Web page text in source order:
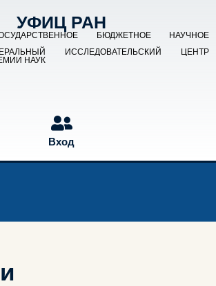
УФИЦ РАН
БЮДЖЕТНОЕ НАУЧНОЕ
ИССЛЕДОВАТЕЛЬСКИЙ ЦЕНТР
НАУК
Вход